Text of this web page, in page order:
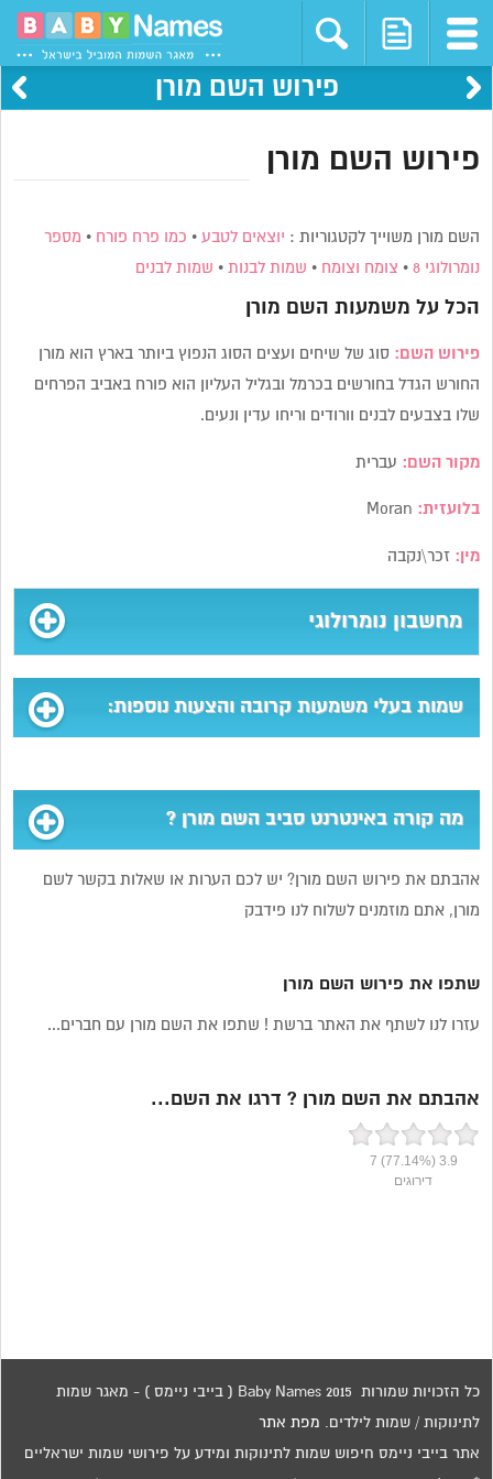
פירוש השם מורן
פירוש השם מורן
השם מורן משוייך לקטגוריות : יוצאים לטבע • כמו פרח פורח • מספר
נומרולוגי 8 • צומח וצומח • שמות לבנות • שמות לבנים
הכל על משמעות השם מורן
פירוש השם: סוג של שיחים ועצים הסוג הנפוץ ביותר בארץ הוא מורן
החורש הגדל בחורשים בכרמל ובגליל העליון הוא פורח באביב הפרחים
שלו בצבעים לבנים וורודים וריחו עדין ונעים.
מקור השם: עברית
בלועזית:
מין: זכר\נקבה
מחשבון נומרולוגי
שמות בעלי משמעות קרובה והצעות נוספות:
מה קורה באינטרנט סביב השם מורן ?
אהבתם את פירוש השם מורן? יש לכם הערות או שאלות בקשר לשם
מורן, אתם מוזמנים לשלוח לנו פידבק
שתפו את פירוש השם מורן
עזרו לנו לשתף את האתר ברשת ! שתפו את השם מורן עם חברים...
אהבתם את השם מורן ? דרגו את השם...
3.9
(77.14%)
7
דירוגים
כל הזכויות שמורות 2015 Baby Names ( בייבי ניימס ) - מאגר שמות
לתינוקות / שמות לילדים. מפת אתר
אתר בייבי ניימס חיפוש שמות לתינוקות ומידע על פירושי שמות ישראליים